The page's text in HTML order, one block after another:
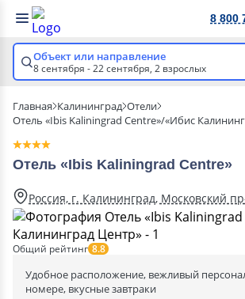
8 800
Объект или направление
8 сентября - 22 сентября, 2 взрослых
Главная Калининград Отели
Отель «Ibis Kaliningrad Centre»/«Ибис
Отель «Ibis Kaliningrad Centre»
Россия, г. Калининград, Московский
Общий рейтинг 8.8
Удобное расположение, вежливый
номере, вкусные завтраки